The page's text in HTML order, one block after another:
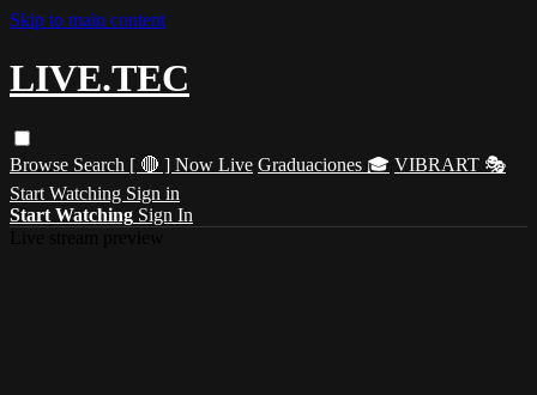
Skip to main content
LIVE.TEC
Browse Search [ 🔴 ] Now Live Graduaciones 🎓 VIBRART 🎭
Start Watching Sign in
Start Watching Sign In